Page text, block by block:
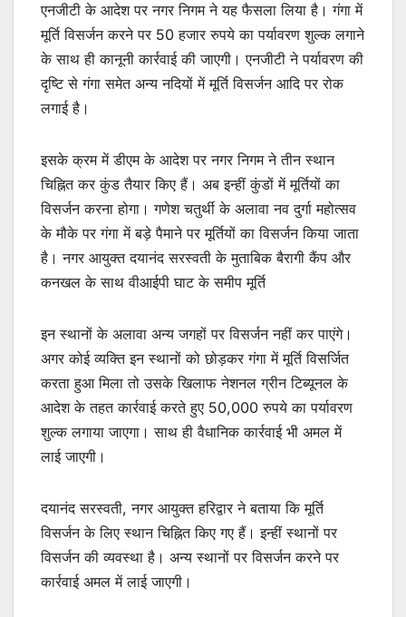
एनजीटी के आदेश पर नगर निगम ने यह फैसला लिया है। गंगा में
मूर्ति विसर्जन करने पर 50 हजार रुपये का पर्यावरण शुल्क लगाने
के साथ ही कानूनी कार्रवाई की जाएगी। एनजीटी ने पर्यावरण की
दृष्टि से गंगा समेत अन्य नदियों में मूर्ति विसर्जन आदि पर रोक
लगाई है।
इसके क्रम में डीएम के आदेश पर नगर निगम ने तीन स्थान
चिह्नित कर कुंड तैयार किए हैं। अब इन्हीं कुंडों में मूर्तियों का
विसर्जन करना होगा। गणेश चतुर्थी के अलावा नव दुर्गा महोत्सव
के मौके पर गंगा में बड़े पैमाने पर मूर्तियों का विसर्जन किया जाता
है। नगर आयुक्त दयानंद सरस्वती के मुताबिक बैरागी कैंप और
कनखल के साथ वीआईपी घाट के समीप मूर्ति
इन स्थानों के अलावा अन्य जगहों पर विसर्जन नहीं कर पाएंगे।
अगर कोई व्यक्ति इन स्थानों को छोड़कर गंगा में मूर्ति विसर्जित
करता हुआ मिला तो उसके खिलाफ नेशनल ग्रीन टिब्यूनल के
आदेश के तहत कार्रवाई करते हुए 50,000 रुपये का पर्यावरण
शुल्क लगाया जाएगा। साथ ही वैधानिक कार्रवाई भी अमल में
लाई जाएगी।
दयानंद सरस्वती, नगर आयुक्त हरिद्वार ने बताया कि मूर्ति
विसर्जन के लिए स्थान चिह्नित किए गए हैं। इन्हीं स्थानों पर
विसर्जन की व्यवस्था है। अन्य स्थानों पर विसर्जन करने पर
कार्रवाई अमल में लाई जाएगी।